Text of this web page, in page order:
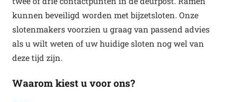
kunnen beveiligd worden met bijzetsloten. Onze
slotenmakers voorzien u graag van passend advies
als u wilt weten of uw huidige sloten nog wel van
deze tijd zijn.
Waarom kiest u voor ons?